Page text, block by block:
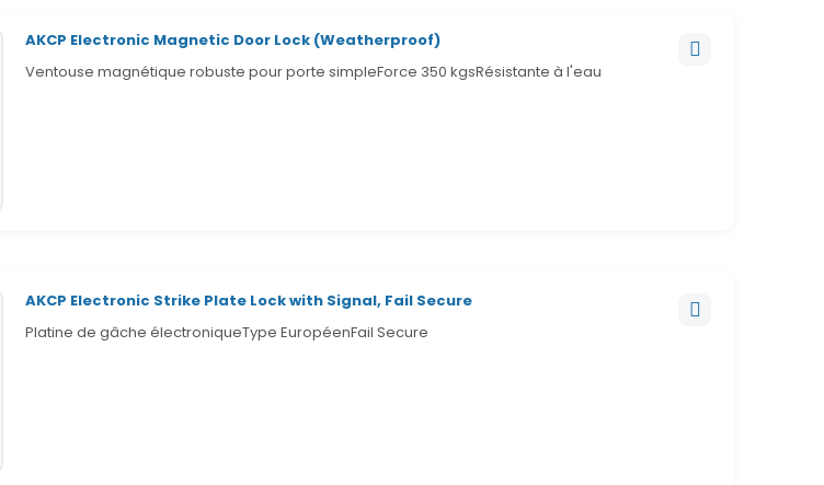
AKCP Electronic Magnetic Door Lock (Weatherproof)
Ventouse magnétique robuste pour porte simpleForce 350 kgsRésistante à l'eau
AKCP Electronic Strike Plate Lock with Signal, Fail Secure
Platine de gâche électroniqueType EuropéenFail Secure